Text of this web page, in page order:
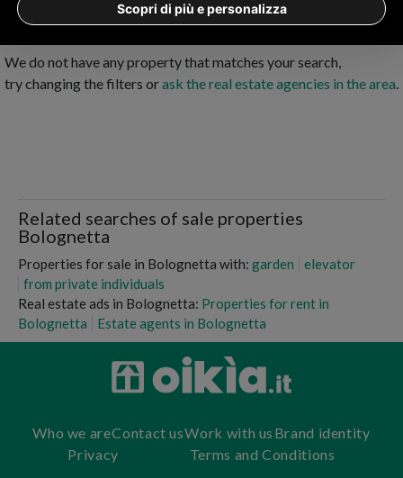
We do not have any property that matches your search,
try changing the filters orask the real estate agencies in the area.
Related searches of sale properties
Bolognetta
Properties for sale in Bolognetta with: garden
elevator
from private individuals
Real estate ads in Bolognetta: Properties for rent in
Bolognetta
Estate agents in Bolognetta
Who we areContact usWork with us Brand identity
Privacy
Terms and Conditions
Scopri di più e personalizza